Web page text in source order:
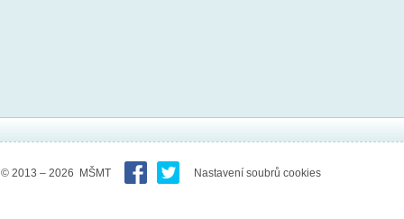
© 2013 – 2026 MŠMT Nastavení soubrů cookies